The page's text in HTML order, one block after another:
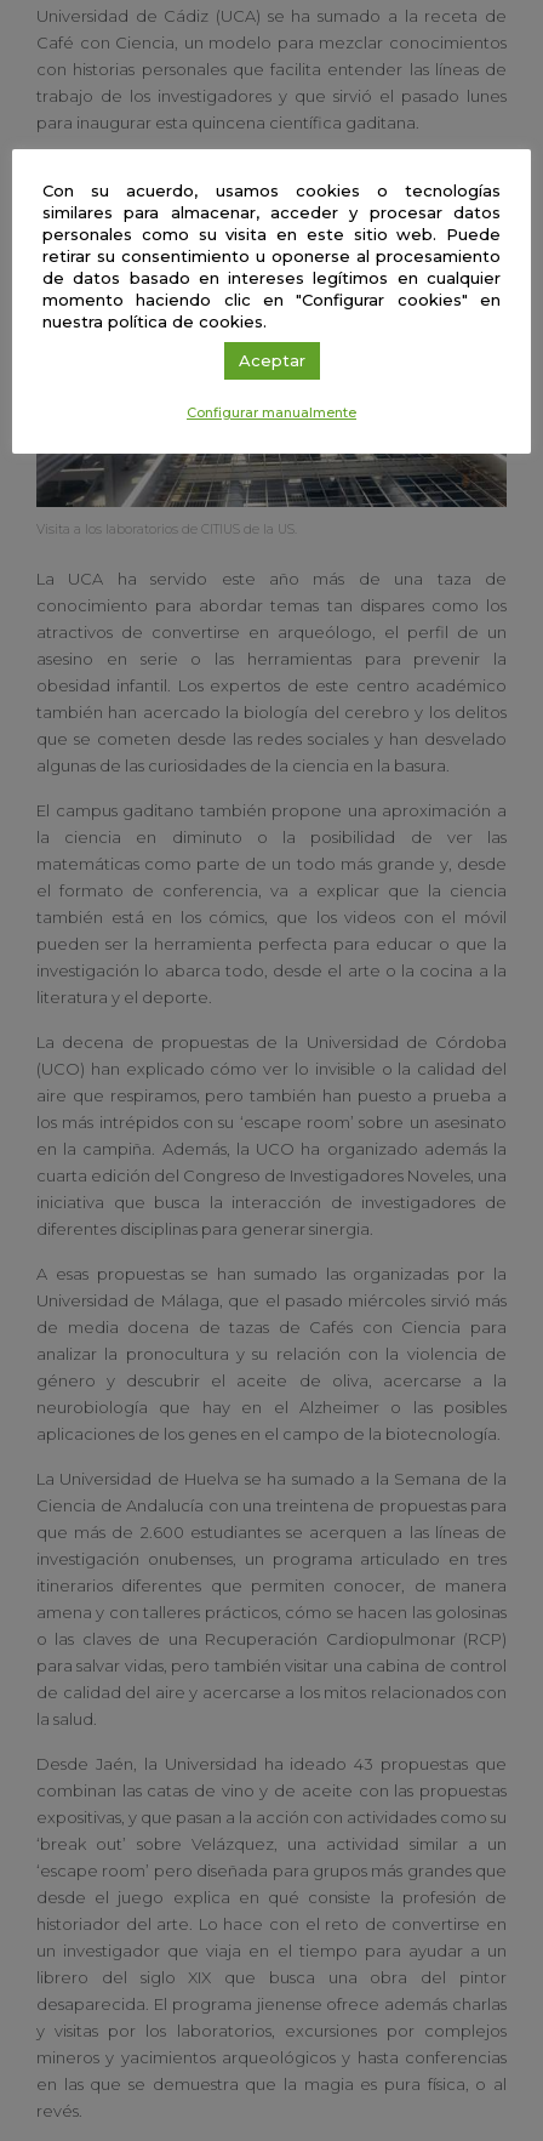
Universidad de Cádiz (UCA) se ha sumado a la receta de
Café con Ciencia, un modelo para mezclar conocimientos
con historias personales que facilita entender las líneas de
trabajo de los investigadores y que sirvió el pasado lunes
para inaugurar esta quincena científica gaditana.
Visita a los laboratorios de CITIUS de la US.
La UCA ha servido este año más de una taza de
conocimiento para abordar temas tan dispares como los
atractivos de convertirse en arqueólogo, el perfil de un
asesino en serie o las herramientas para prevenir la
obesidad infantil. Los expertos de este centro académico
también han acercado la biología del cerebro y los delitos
que se cometen desde las redes sociales y han desvelado
algunas de las curiosidades de la ciencia en la basura.
El campus gaditano también propone una aproximación a
la ciencia en diminuto o la posibilidad de ver las
matemáticas como parte de un todo más grande y, desde
el formato de conferencia, va a explicar que la ciencia
también está en los cómics, que los videos con el móvil
pueden ser la herramienta perfecta para educar o que la
investigación lo abarca todo, desde el arte o la cocina a la
literatura y el deporte.
La decena de propuestas de la Universidad de Córdoba
(UCO) han explicado cómo ver lo invisible o la calidad del
aire que respiramos, pero también han puesto a prueba a
los más intrépidos con su ‘escape room’ sobre un asesinato
en la campiña. Además, la UCO ha organizado además la
cuarta edición del Congreso de Investigadores Noveles, una
iniciativa que busca la interacción de investigadores de
diferentes disciplinas para generar sinergia.
A esas propuestas se han sumado las organizadas por la
Universidad de Málaga, que el pasado miércoles sirvió más
de media docena de tazas de Cafés con Ciencia para
analizar la pronocultura y su relación con la violencia de
género y descubrir el aceite de oliva, acercarse a la
neurobiología que hay en el Alzheimer o las posibles
aplicaciones de los genes en el campo de la biotecnología.
La Universidad de Huelva se ha sumado a la Semana de la
Ciencia de Andalucía con una treintena de propuestas para
que más de 2.600 estudiantes se acerquen a las líneas de
investigación onubenses, un programa articulado en tres
itinerarios diferentes que permiten conocer, de manera
amena y con talleres prácticos, cómo se hacen las golosinas
o las claves de una Recuperación Cardiopulmonar (RCP)
para salvar vidas, pero también visitar una cabina de control
de calidad del aire y acercarse a los mitos relacionados con
la salud.
Desde Jaén, la Universidad ha ideado 43 propuestas que
combinan las catas de vino y de aceite con las propuestas
expositivas, y que pasan a la acción con actividades como su
‘break out’ sobre Velázquez, una actividad similar a un
‘escape room’ pero diseñada para grupos más grandes que
desde el juego explica en qué consiste la profesión de
historiador del arte. Lo hace con el reto de convertirse en
un investigador que viaja en el tiempo para ayudar a un
librero del siglo XIX que busca una obra del pintor
desaparecida. El programa jienense ofrece además charlas
y visitas por los laboratorios, excursiones por complejos
mineros y yacimientos arqueológicos y hasta conferencias
en las que se demuestra que la magia es pura física, o al
revés.
Con su acuerdo, usamos cookies o tecnologías
similares para almacenar, acceder y procesar datos
personales como su visita en este sitio web. Puede
retirar su consentimiento u oponerse al procesamiento
de datos basado en intereses legítimos en cualquier
momento haciendo clic en "Configurar cookies" en
nuestra política de cookies.
Aceptar
Configurar manualmente